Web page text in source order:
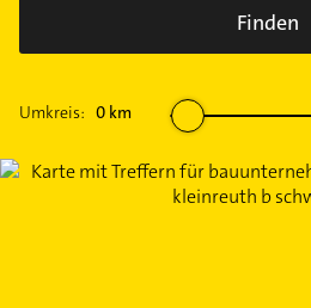
Finden
Umkreis: 0 km